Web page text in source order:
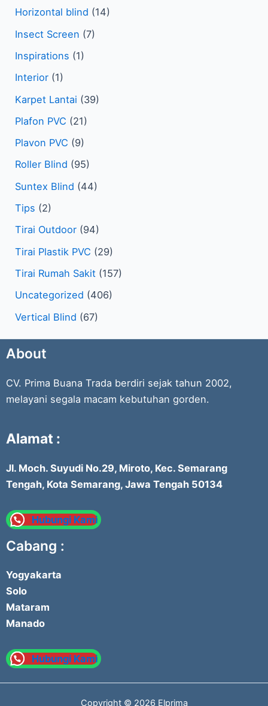
Horizontal blind (14)
Insect Screen (7)
Inspirations (1)
Interior (1)
Karpet Lantai (39)
Plafon PVC (21)
Plavon PVC (9)
Roller Blind (95)
Suntex Blind (44)
Tips (2)
Tirai Outdoor (94)
Tirai Plastik PVC (29)
Tirai Rumah Sakit (157)
Uncategorized (406)
Vertical Blind (67)
About
CV. Prima Buana Trada berdiri sejak tahun 2002,
melayani segala macam kebutuhan gorden.
Alamat :
Jl. Moch. Suyudi No.29, Miroto, Kec. Semarang
Tengah, Kota Semarang, Jawa Tengah 50134
Hubungi Kami
Cabang :
Yogyakarta
Solo
Mataram
Manado
Hubungi Kami
Copyright © 2026 Elprima